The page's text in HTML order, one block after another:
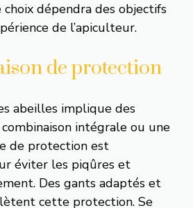
choix dépendra des objectifs
de l’apiculteur.
de protection
abeilles implique des
intégrale ou une
de protection est
éviter les piqûres et
Des gants adaptés et
cette protection. Se